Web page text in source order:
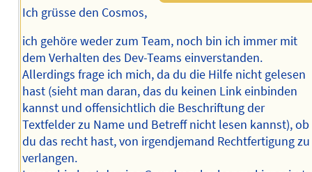
Ich grüsse den Cosmos,
ich gehöre weder zum Team, noch bin ich immer mit
dem Verhalten des Dev-Teams einverstanden.
Allerdings frage ich mich, da du die Hilfe nicht gelesen
hast (sieht man daran, das du keinen Link einbinden
kannst und offensichtlich die Beschriftung der
Textfelder zu Name und Betreff nicht lesen kannst), ob
du das recht hast, von irgendjemand Rechtfertigung zu
verlangen.